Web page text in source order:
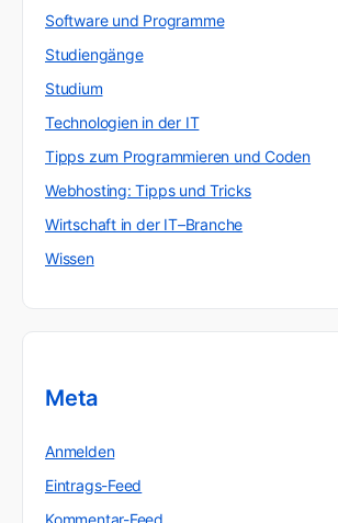
Software und Programme
Studiengänge
Studium
Technologien in der IT
Tipps zum Programmieren und Coden
Webhosting: Tipps und Tricks
Wirtschaft in der IT–Branche
Wissen
Meta
Anmelden
Eintrags-Feed